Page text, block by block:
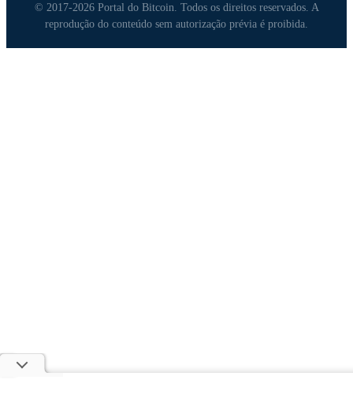
© 2017-2026 Portal do Bitcoin. Todos os direitos reservados. A
reprodução do conteúdo sem autorização prévia é proibida.